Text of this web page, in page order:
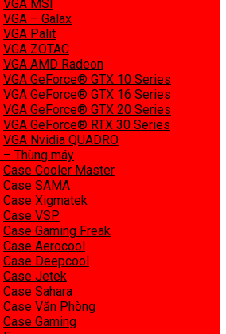
VGA MSI
VGA – Galax
VGA Palit
VGA ZOTAC
VGA AMD Radeon
VGA GeForce® GTX 10 Series
VGA GeForce® GTX 16 Series
VGA GeForce® GTX 20 Series
VGA GeForce® RTX 30 Series
VGA Nvidia QUADRO
– Thùng máy
Case Cooler Master
Case SAMA
Case Xigmatek
Case VSP
Case Gaming Freak
Case Aerocool
Case Deepcool
Case Jetek
Case Sahara
Case Văn Phòng
Case Gaming